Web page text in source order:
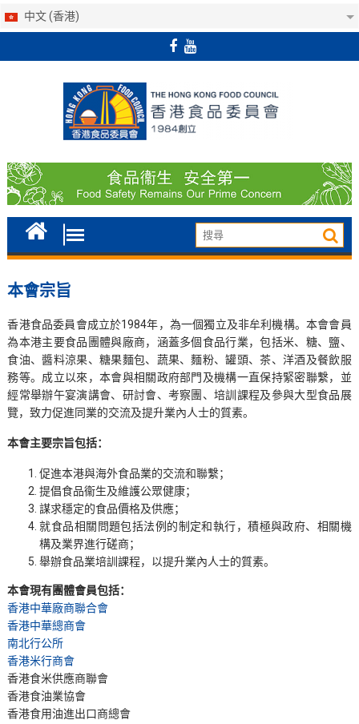
中文 (香港)
本會宗旨
香港食品委員會成立於1984年，為一個獨立及非牟利機構。本會會員
為本港主要食品團體與廠商，涵蓋多個食品行業，包括米、糖、鹽、
食油、醬料涼果、糖果麵包、蔬果、麵粉、罐頭、茶、洋酒及餐飲服
務等。成立以來，本會與相關政府部門及機構一直保持緊密聯繫，並
經常舉辦午宴演講會、研討會、考察團、培訓課程及參與大型食品展
覽，致力促進同業的交流及提升業內人士的質素。
本會主要宗旨包括：
促進本港與海外食品業的交流和聯繫；
提倡食品衞生及維護公眾健康；
謀求穩定的食品價格及供應；
就食品相關問題包括法例的制定和執行，積極與政府、相關機
構及業界進行磋商；
舉辦食品業培訓課程，以提升業內人士的質素。
本會現有團體會員包括：
香港中華廠商聯合會
香港中華總商會
南北行公所
香港米行商會
香港食米供應商聯會
香港食油業協會
香港食用油進出口商總會